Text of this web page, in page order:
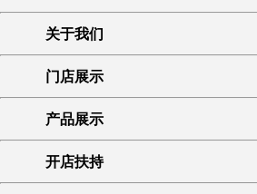
关于我们
门店展示
产品展示
开店扶持